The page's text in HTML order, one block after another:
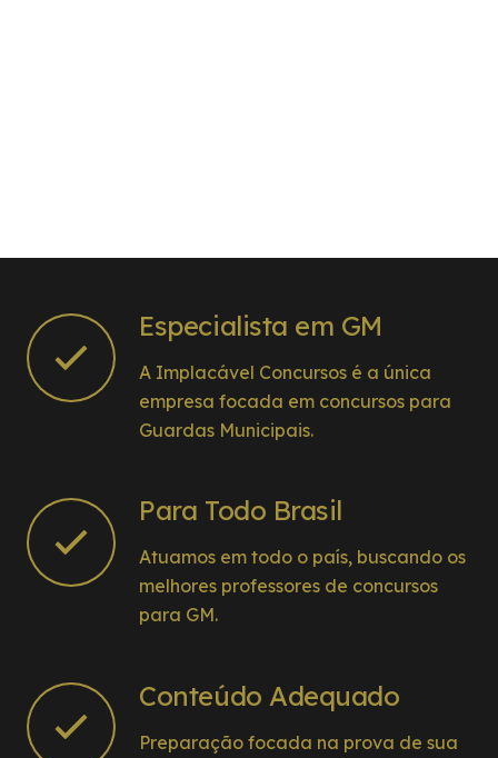
Especialista em GM
A Implacável Concursos é a única
empresa focada em concursos para
Guardas Municipais.
Para Todo Brasil
Atuamos em todo o país, buscando os
melhores professores de concursos
para GM.
Conteúdo Adequado
Preparação focada na prova de sua